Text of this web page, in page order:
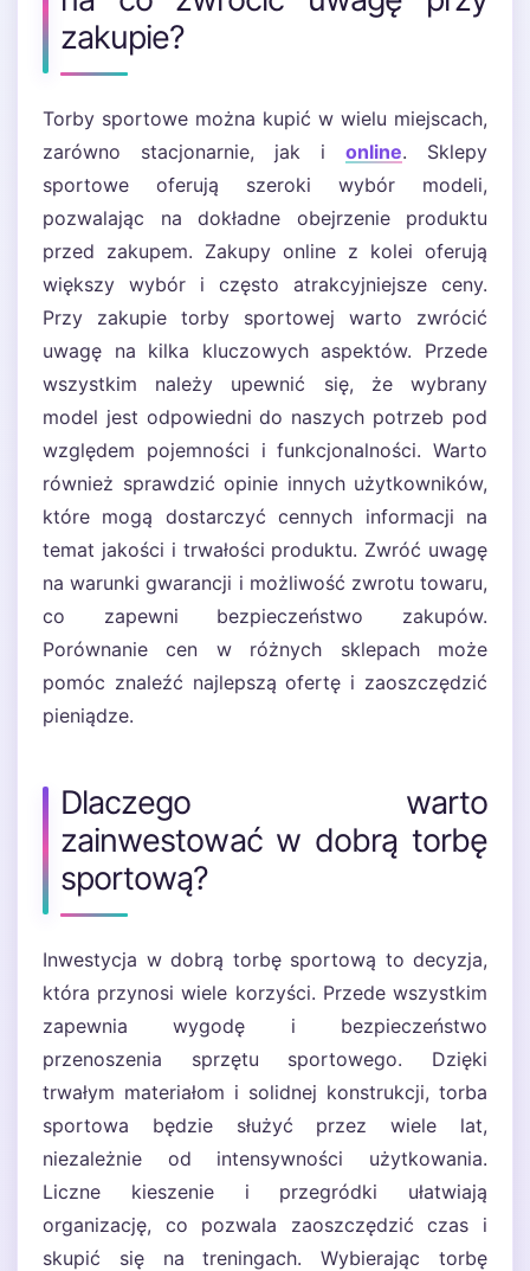
zakupie?
Torby sportowe można kupić w wielu miejscach,
zarówno stacjonarnie, jak i online. Sklepy
sportowe oferują szeroki wybór modeli,
pozwalając na dokładne obejrzenie produktu
przed zakupem. Zakupy online z kolei oferują
większy wybór i często atrakcyjniejsze ceny.
Przy zakupie torby sportowej warto zwrócić
uwagę na kilka kluczowych aspektów. Przede
wszystkim należy upewnić się, że wybrany
model jest odpowiedni do naszych potrzeb pod
względem pojemności i funkcjonalności. Warto
również sprawdzić opinie innych użytkowników,
które mogą dostarczyć cennych informacji na
temat jakości i trwałości produktu. Zwróć uwagę
na warunki gwarancji i możliwość zwrotu towaru,
co zapewni bezpieczeństwo zakupów.
Porównanie cen w różnych sklepach może
pomóc znaleźć najlepszą ofertę i zaoszczędzić
pieniądze.
Dlaczego warto
zainwestować w dobrą torbę
sportową?
Inwestycja w dobrą torbę sportową to decyzja,
która przynosi wiele korzyści. Przede wszystkim
zapewnia wygodę i bezpieczeństwo
przenoszenia sprzętu sportowego. Dzięki
trwałym materiałom i solidnej konstrukcji, torba
sportowa będzie służyć przez wiele lat,
niezależnie od intensywności użytkowania.
Liczne kieszenie i przegródki ułatwiają
organizację, co pozwala zaoszczędzić czas i
skupić się na treningach. Wybierając torbę